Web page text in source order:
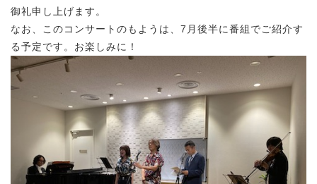
御礼申し上げます。
なお、このコンサートのもようは、7月後半に番組でご紹介す
る予定です。お楽しみに！